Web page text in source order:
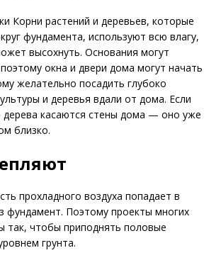
Корни растений и деревьев, которые
фундамента, используют всю влагу,
высохнуть. Основания могут
окна и двери дома могут начать
желательно посадить глубоко
и деревья вдали от дома. Если
дерева касаются стены дома — оно уже
близко.
прохладного воздуха попадает в
фундамент. Поэтому проекты многих
так, чтобы приподнять половые
грунта.